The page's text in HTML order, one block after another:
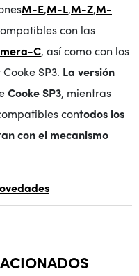
M-E,M-L,M-Z,M-
con las
C, así como con los
SP3. La versión
Cooke SP3, mientras
contodos los
con el mecanismo